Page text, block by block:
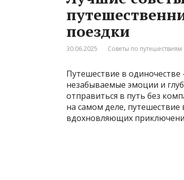
поездки
30.06.2025 Советы по путешествиям
Путешествие в
незабываемые эмоции и
отправиться в путь без
на самом деле,
вдохновляющих